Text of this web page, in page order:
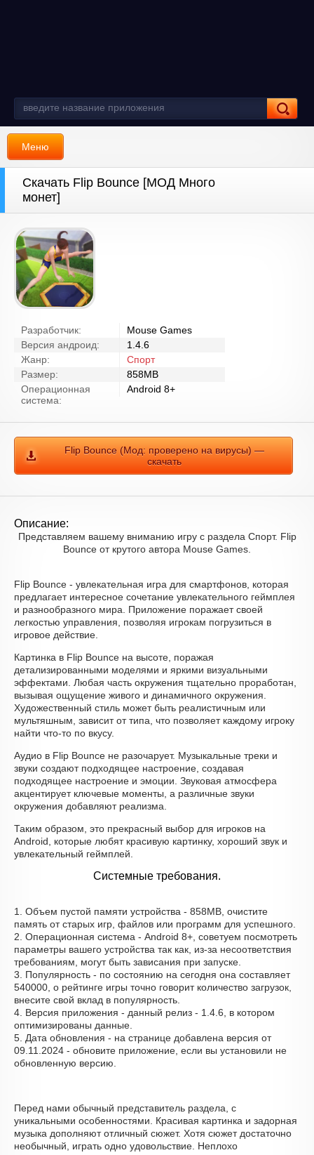
Меню
Скачать Flip Bounce [МОД Много
монет]
Разработчик:
Mouse Games
Версия андроид:
1.4.6
Жанр:
Спорт
Размер:
858MB
Операционная
система:
Android 8+
Flip Bounce (Мод: проверено на вирусы) —
скачать
Описание:
Представляем вашему вниманию игру с раздела Спорт. Flip
Bounce от крутого автора Mouse Games.
Flip Bounce - увлекательная игра для смартфонов, которая
предлагает интересное сочетание увлекательного геймплея
и разнообразного мира. Приложение поражает своей
легкостью управления, позволяя игрокам погрузиться в
игровое действие.
Картинка в Flip Bounce на высоте, поражая
детализированными моделями и яркими визуальными
эффектами. Любая часть окружения тщательно проработан,
вызывая ощущение живого и динамичного окружения.
Художественный стиль может быть реалистичным или
мультяшным, зависит от типа, что позволяет каждому игроку
найти что-то по вкусу.
Аудио в Flip Bounce не разочарует. Музыкальные треки и
звуки создают подходящее настроение, создавая
подходящее настроение и эмоции. Звуковая атмосфера
акцентирует ключевые моменты, а различные звуки
окружения добавляют реализма.
Таким образом, это прекрасный выбор для игроков на
Android, которые любят красивую картинку, хороший звук и
увлекательный геймплей.
Системные требования.
1. Объем пустой памяти устройства - 858MB, очистите
память от старых игр, файлов или программ для успешного.
2. Операционная система - Android 8+, советуем посмотреть
параметры вашего устройства так как, из-за несоответствия
требованиям, могут быть зависания при запуске.
3. Популярность - по состоянию на сегодня она составляет
540000, о рейтинге игры точно говорит количество загрузок,
внесите свой вклад в популярность.
4. Версия приложения - данный релиз - 1.4.6, в котором
оптимизированы данные.
5. Дата обновления - на странице добавлена версия от
09.11.2024 - обновите приложение, если вы установили не
обновленную версию.
Перед нами обычный представитель раздела, с
уникальными особенностями. Красивая картинка и задорная
музыка дополняют отличный сюжет. Хотя сюжет достаточно
необычный, играть одно удовольствие. Неплохо